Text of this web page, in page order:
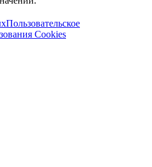
Пользовательское
Cookies